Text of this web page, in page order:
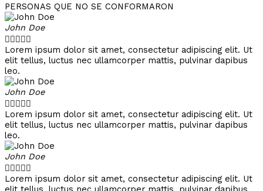
PERSONAS QUE NO SE CONFORMARON
John Doe

Lorem ipsum dolor sit amet, consectetur adipiscing elit. Ut
elit tellus, luctus nec ullamcorper mattis, pulvinar dapibus
leo.
John Doe

Lorem ipsum dolor sit amet, consectetur adipiscing elit. Ut
elit tellus, luctus nec ullamcorper mattis, pulvinar dapibus
leo.
John Doe

Lorem ipsum dolor sit amet, consectetur adipiscing elit. Ut